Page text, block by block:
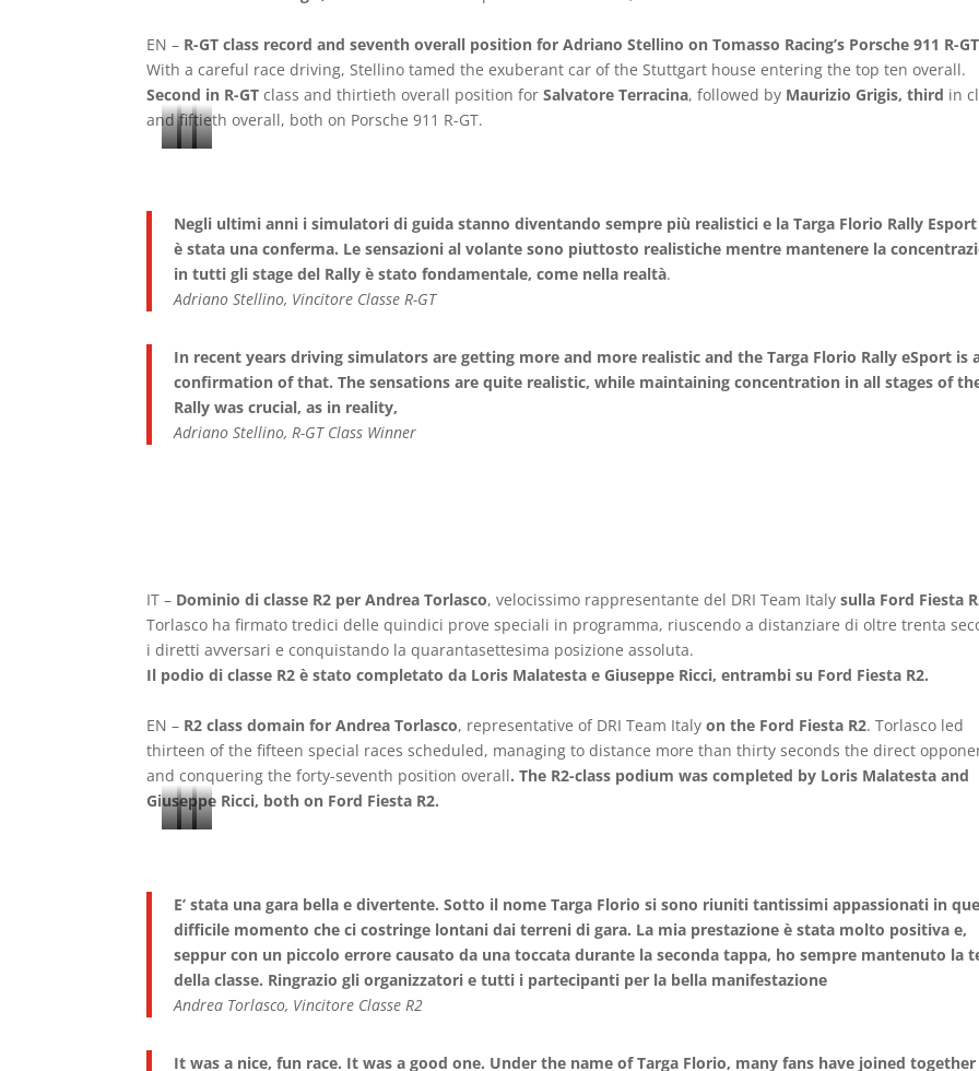
EN – R-GT class record and seventh overall position for Adriano Stellino on Tomasso Racing’s Porsche 911 R-
With a careful race driving, Stellino tamed the exuberant car of the Stuttgart house entering the top ten overall.
Second in R-GTclass and thirtieth overall position forSalvatore Terracina, followed by Maurizio Grigis, third in
and fiftieth overall, both on Porsche 911 R-GT.
3
l
a
s
R
-
G
T
2
a
s
R
-
G
T
1
a
s
R
-
G
T
Negli ultimi anni i simulatori di guida stanno diventando sempre più realistici e la Targa Florio Rally
è stata una conferma. Le sensazioni al volante sono piuttosto realistiche mentre mantenere la
in tutti gli stage del Rally è stato fondamentale, come nella realtà.
Adriano Stellino, Vincitore Classe R-GT
In recent years driving simulators are getting more and more realistic and the Targa Florio Rally eSport is
confirmation of that. The sensations are quite realistic, while maintaining concentration in all stages of
Rally was crucial, as in reality,
Adriano Stellino, R-GT Class Winner
IT – Dominio di classe R2 per Andrea Torlasco, velocissimo rappresentante del DRI Team Italysulla Ford Fiesta
Torlasco ha firmato tredici delle quindici prove speciali in programma, riuscendo a distanziare di oltre trenta
i diretti avversari e conquistando la quarantasettesima posizione assoluta.
Il podio di classe R2 è stato completato da Loris Malatesta e Giuseppe Ricci, entrambi su Ford Fiesta R2.
EN – R2 class domain for Andrea Torlasco, representative of DRI Team Italyon the Ford Fiesta R2. Torlasco led
thirteen of the fifteen special races scheduled, managing to distance more than thirty seconds the direct
and conquering the forty-seventh position overall. The R2-class podium was completed by Loris Malatesta and
Giuseppe Ricci, both on Ford Fiesta R2.
3
a
s
s
2
2
l
a
s
s
2
1
l
a
s
s
2
E’ stata una gara bella e divertente. Sotto il nome Targa Florio si sono riuniti tantissimi appassionati in
difficile momento che ci costringe lontani dai terreni di gara. La mia prestazione è stata molto positiva e,
seppur con un piccolo errore causato da una toccata durante la seconda tappa, ho sempre mantenuto la
della classe. Ringrazio gli organizzatori e tutti i partecipanti per la bella manifestazione
Andrea Torlasco, Vincitore Classe R2
It was a nice, fun race. It was a good one. Under the name of Targa Florio, many fans have joined